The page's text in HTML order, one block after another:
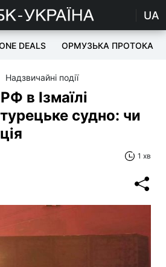
UA
DEALS ОРМУЗЬКА ПРОТОКА
Надзвичайні події
в Ізмаїлі
судно: чи
1 хв